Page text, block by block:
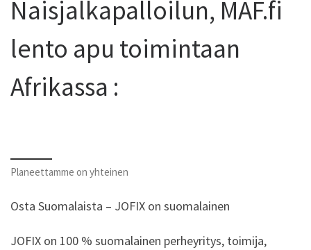
Naisjalkapalloilun, MAF.fi
lento apu toimintaan
Afrikassa :
Planeettamme on yhteinen
Osta Suomalaista – JOFIX on suomalainen
JOFIX on 100 % suomalainen perheyritys, toimija,